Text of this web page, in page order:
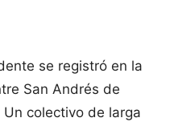
se registró en la
San Andrés de
colectivo de larga